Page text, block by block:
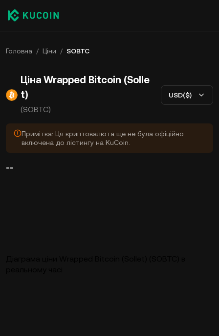
Головна / Ціни / SOBTC
Ціна Wrapped Bitcoin (Solle
t)
(SOBTC)
USD($)
Примітка: Ця криптовалюта ще не була офіційно
включена до лістингу на KuCoin.
--